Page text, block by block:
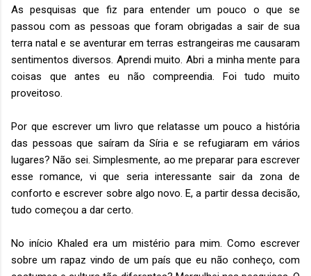
As pesquisas que fiz para entender um pouco o que se
passou com as pessoas que foram obrigadas a sair de sua
terra natal e se aventurar em terras estrangeiras me causaram
sentimentos diversos. Aprendi muito. Abri a minha mente para
coisas que antes eu não compreendia. Foi tudo muito
proveitoso.
Por que escrever um livro que relatasse um pouco a história
das pessoas que saíram da Síria e se refugiaram em vários
lugares? Não sei. Simplesmente, ao me preparar para escrever
esse romance, vi que seria interessante sair da zona de
conforto e escrever sobre algo novo. E, a partir dessa decisão,
tudo começou a dar certo.
No início Khaled era um mistério para mim. Como escrever
sobre um rapaz vindo de um país que eu não conheço, com